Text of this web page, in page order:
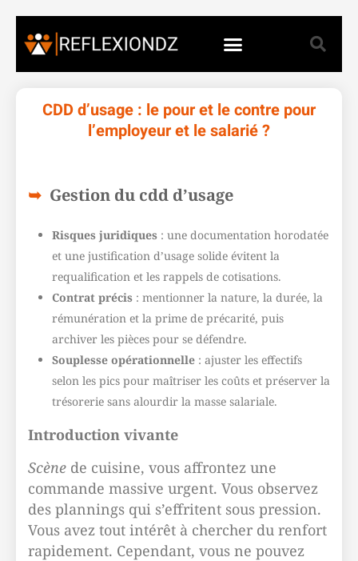
CDD d’usage : le pour et le contre pour
l’employeur et le salarié ?
Gestion du cdd d’usage
Risques juridiques : une documentation horodatée
et une justification d’usage solide évitent la
requalification et les rappels de cotisations.
Contrat précis : mentionner la nature, la durée, la
rémunération et la prime de précarité, puis
archiver les pièces pour se défendre.
Souplesse opérationnelle : ajuster les effectifs
selon les pics pour maîtriser les coûts et préserver la
trésorerie sans alourdir la masse salariale.
Introduction vivante
Scène de cuisine, vous affrontez une
commande massive urgent. Vous observez
des plannings qui s’effritent sous pression.
Vous avez tout intérêt à chercher du renfort
rapidement. Cependant, vous ne pouvez